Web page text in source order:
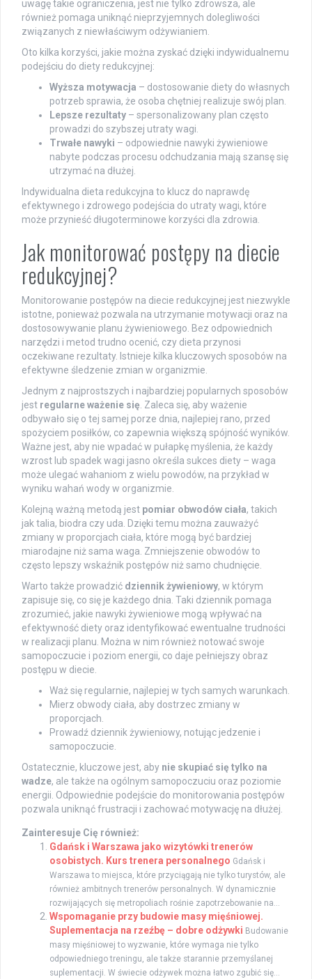
uwagę takie ograniczenia, jest nie tylko zdrowsza, ale
również pomaga uniknąć nieprzyjemnych dolegliwości
związanych z niewłaściwym odżywianiem.
Oto kilka korzyści, jakie można zyskać dzięki indywidualnemu
podejściu do diety redukcyjnej:
Wyższa motywacja – dostosowanie diety do własnych
potrzeb sprawia, że osoba chętniej realizuje swój plan.
Lepsze rezultaty – spersonalizowany plan często
prowadzi do szybszej utraty wagi.
Trwałe nawyki – odpowiednie nawyki żywieniowe
nabyte podczas procesu odchudzania mają szansę się
utrzymać na dłużej.
Indywidualna dieta redukcyjna to klucz do naprawdę
efektywnego i zdrowego podejścia do utraty wagi, które
może przynieść długoterminowe korzyści dla zdrowia.
Jak monitorować postępy na diecie
redukcyjnej?
Monitorowanie postępów na diecie redukcyjnej jest niezwykle
istotne, ponieważ pozwala na utrzymanie motywacji oraz na
dostosowywanie planu żywieniowego. Bez odpowiednich
narzędzi i metod trudno ocenić, czy dieta przynosi
oczekiwane rezultaty. Istnieje kilka kluczowych sposobów na
efektywne śledzenie zmian w organizmie.
Jednym z najprostszych i najbardziej popularnych sposobów
jest regularne ważenie się . Zaleca się, aby ważenie
odbywało się o tej samej porze dnia, najlepiej rano, przed
spożyciem posiłków, co zapewnia większą spójność wyników.
Ważne jest, aby nie wpadać w pułapkę myślenia, że każdy
wzrost lub spadek wagi jasno określa sukces diety – waga
może ulegać wahaniom z wielu powodów, na przykład w
wyniku wahań wody w organizmie.
Kolejną ważną metodą jest pomiar obwodów ciała, takich
jak talia, biodra czy uda. Dzięki temu można zauważyć
zmiany w proporcjach ciała, które mogą być bardziej
miarodajne niż sama waga. Zmniejszenie obwodów to
często lepszy wskaźnik postępów niż samo chudnięcie.
Warto także prowadzić dziennik żywieniowy, w którym
zapisuje się, co się je każdego dnia. Taki dziennik pomaga
zrozumieć, jakie nawyki żywieniowe mogą wpływać na
efektywność diety oraz identyfikować ewentualne trudności
w realizacji planu. Można w nim również notować swoje
samopoczucie i poziom energii, co daje pełniejszy obraz
postępu w diecie.
Waż się regularnie, najlepiej w tych samych warunkach.
Mierz obwody ciała, aby dostrzec zmiany w
proporcjach.
Prowadź dziennik żywieniowy, notując jedzenie i
samopoczucie.
Ostatecznie, kluczowe jest, aby nie skupiać się tylko na
wadze, ale także na ogólnym samopoczuciu oraz poziomie
energii. Odpowiednie podejście do monitorowania postępów
pozwala uniknąć frustracji i zachować motywację na dłużej.
Zainteresuje Cię również:
Gdańsk i Warszawa jako wizytówki trenerów
osobistych. Kurs trenera personalnego Gdańsk i
Warszawa to miejsca, które przyciągają nie tylko turystów, ale
również ambitnych trenerów personalnych. W dynamicznie
rozwijających się metropoliach rośnie zapotrzebowanie na...
Wspomaganie przy budowie masy mięśniowej.
Suplementacja na rzeźbę – dobre odżywki Budowanie
masy mięśniowej to wyzwanie, które wymaga nie tylko
odpowiedniego treningu, ale także starannie przemyślanej
suplementacji. W świecie odżywek można łatwo zgubić się...